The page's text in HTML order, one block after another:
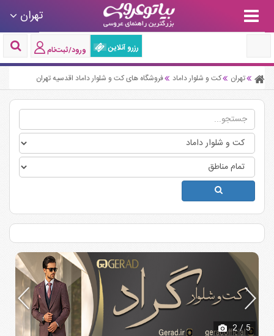
تهران
رزرو آنلاین ورود/ثبت‌نام
تهران کت و شلوار داماد فروشگاه های کت و شلوار داماد اقدسیه تهران
2/ 5